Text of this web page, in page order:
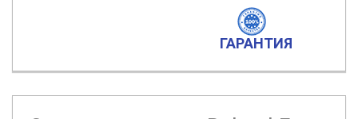
ГАРАНТИЯ